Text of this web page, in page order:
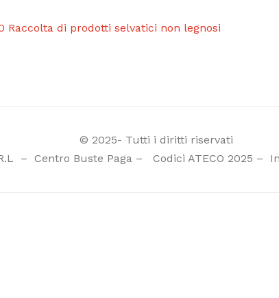
Raccolta di prodotti selvatici non legnosi
© 2025- Tutti i diritti riservati
– Centro Buste Paga– Codici ATECO 2025 –